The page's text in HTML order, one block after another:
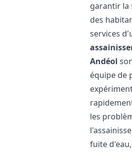
garantir la
des
services
Andéol
équipe de
les
fuite